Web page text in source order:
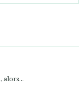
alors...